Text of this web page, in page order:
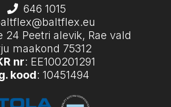
646 1015
24 Peetri alevik, Rae vald
maakond 75312
nr: EE100201291
kood: 10451494